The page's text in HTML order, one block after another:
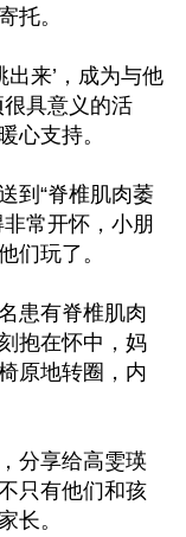
托。
出来’，成为与他
具意义的活
心支持。
到“脊椎肌肉萎
常开怀，小朋
们玩了。
患有脊椎肌肉
抱在怀中，妈
原地转圈，内
分享给高雯瑛
只有他们和孩
长。